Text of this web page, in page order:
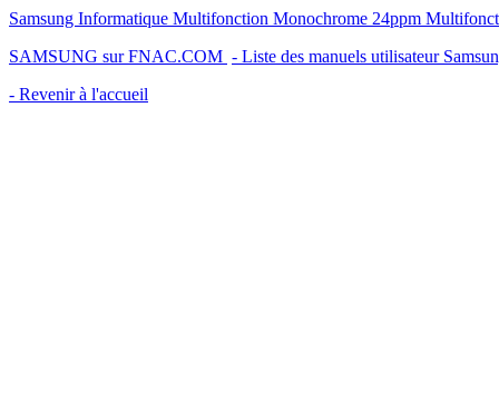
Samsung Informatique Multifonction Monochrome 24ppm
SAMSUNG sur FNAC.COM - Liste des manuels utilisateur
- Revenir à l'accueil